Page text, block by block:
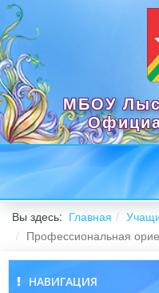
МБОУ
Вы здесь: Главная
Профессиональная
НАВИГАЦИЯ